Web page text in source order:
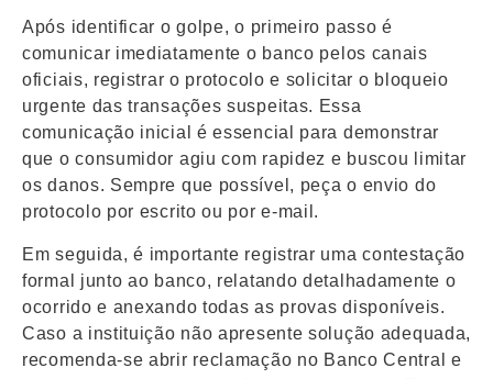
Após identificar o golpe, o primeiro passo é
comunicar imediatamente o banco pelos canais
oficiais, registrar o protocolo e solicitar o bloqueio
urgente das transações suspeitas. Essa
comunicação inicial é essencial para demonstrar
que o consumidor agiu com rapidez e buscou limitar
os danos. Sempre que possível, peça o envio do
protocolo por escrito ou por e-mail.
Em seguida, é importante registrar uma contestação
formal junto ao banco, relatando detalhadamente o
ocorrido e anexando todas as provas disponíveis.
Caso a instituição não apresente solução adequada,
recomenda-se abrir reclamação no Banco Central e